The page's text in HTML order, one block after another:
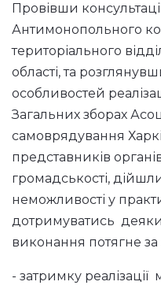
Провівши
Антимонопольного
територіального
області, та
особливостей
Загальних зборах
самоврядування
представників
громадськості,
неможливості у
дотримуватись
виконання потягне
- затримку